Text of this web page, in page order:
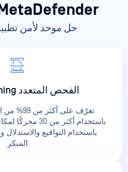
MetaDefender
حل موحد لأمن
الفحص المتعدد Multiscanning
تعرّف على
باستخدام أكثر من
باستخدام التواقيع
المبكر